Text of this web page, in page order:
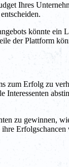
Ihres
könnte
der Plattform
zum Erfolg zu
zu gewinnen,
Erfolgschancen